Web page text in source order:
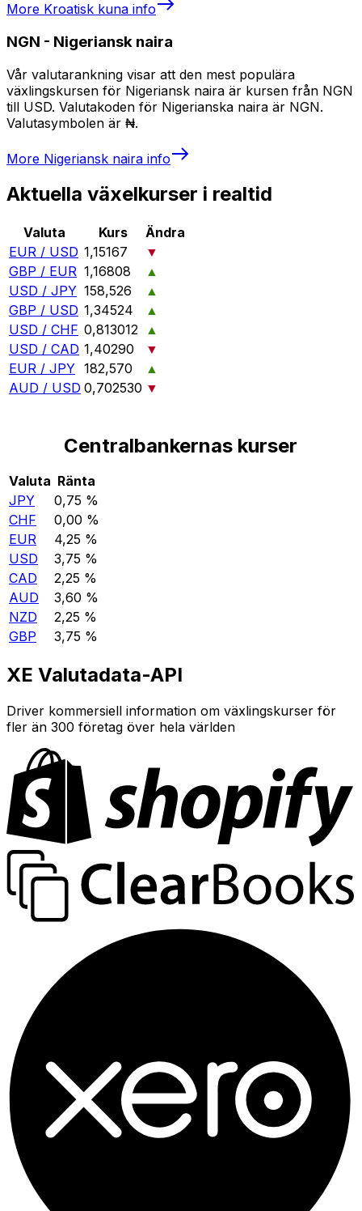
More Kroatisk kuna info
NGN - Nigeriansk naira
Vår valutarankning visar att den mest populära
växlingskursen för Nigeriansk naira är kursen från NGN
till USD. Valutakoden för Nigerianska naira är NGN.
Valutasymbolen är ₦.
More Nigeriansk naira info
Aktuella växelkurser i realtid
Valuta Kurs
Ändra
EUR / USD 1,15167
▼
GBP / EUR 1,16808
▲
USD / JPY 158,526
▲
GBP / USD 1,34524
▲
USD / CHF 0,813012 ▲
USD / CAD 1,40290
▼
EUR / JPY 182,570
▲
AUD / USD 0,702530 ▼
Centralbankernas kurser
Valuta Ränta
JPY
0,75 %
CHF
0,00 %
EUR
4,25 %
USD
3,75 %
CAD
2,25 %
AUD
3,60 %
NZD
2,25 %
GBP
3,75 %
XE Valutadata-API
Driver kommersiell information om växlingskurser för
fler än 300 företag över hela världen